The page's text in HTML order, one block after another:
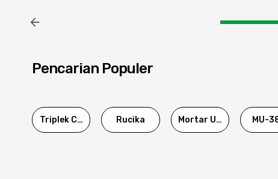
Pencarian Populer
Triplek Cor Rucika Mortar Utama MU-